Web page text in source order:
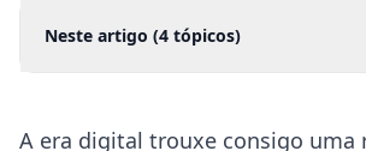
Neste artigo (4 tópicos)
A era digital trouxe consigo uma